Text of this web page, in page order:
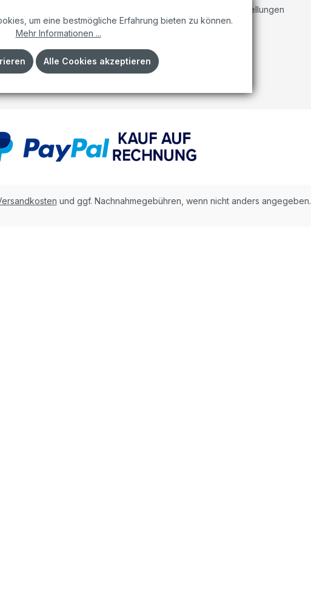
Konto Einstellungen
und ggf. Nachnahmegebühren, wenn nicht anders angegeben.
um eine bestmögliche Erfahrung bieten zu können.
Mehr Informationen ...
Alle Cookies akzeptieren